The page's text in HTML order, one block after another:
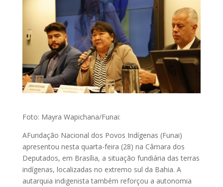
Foto: Mayra Wapichana/Funai:
AFundação Nacional dos Povos Indígenas (Funai)
apresentou nesta quarta-feira (28) na Câmara dos
Deputados, em Brasília, a situação fundiária das terras
indígenas, localizadas no extremo sul da Bahia. A
autarquia indigenista também reforçou a autonomia